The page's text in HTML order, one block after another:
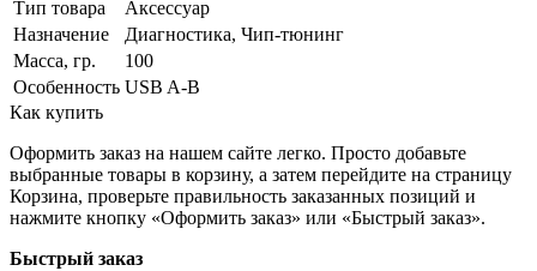
Тип товара
Аксессуар
Назначение
Диагностика, Чип-тюнинг
Масса, гр.
100
Особенность USB A-B
Как купить
Оформить заказ на нашем сайте легко. Просто добавьте
выбранные товары в корзину, а затем перейдите на страницу
Корзина, проверьте правильность заказанных позиций и
нажмите кнопку «Оформить заказ» или «Быстрый заказ».
Быстрый заказ